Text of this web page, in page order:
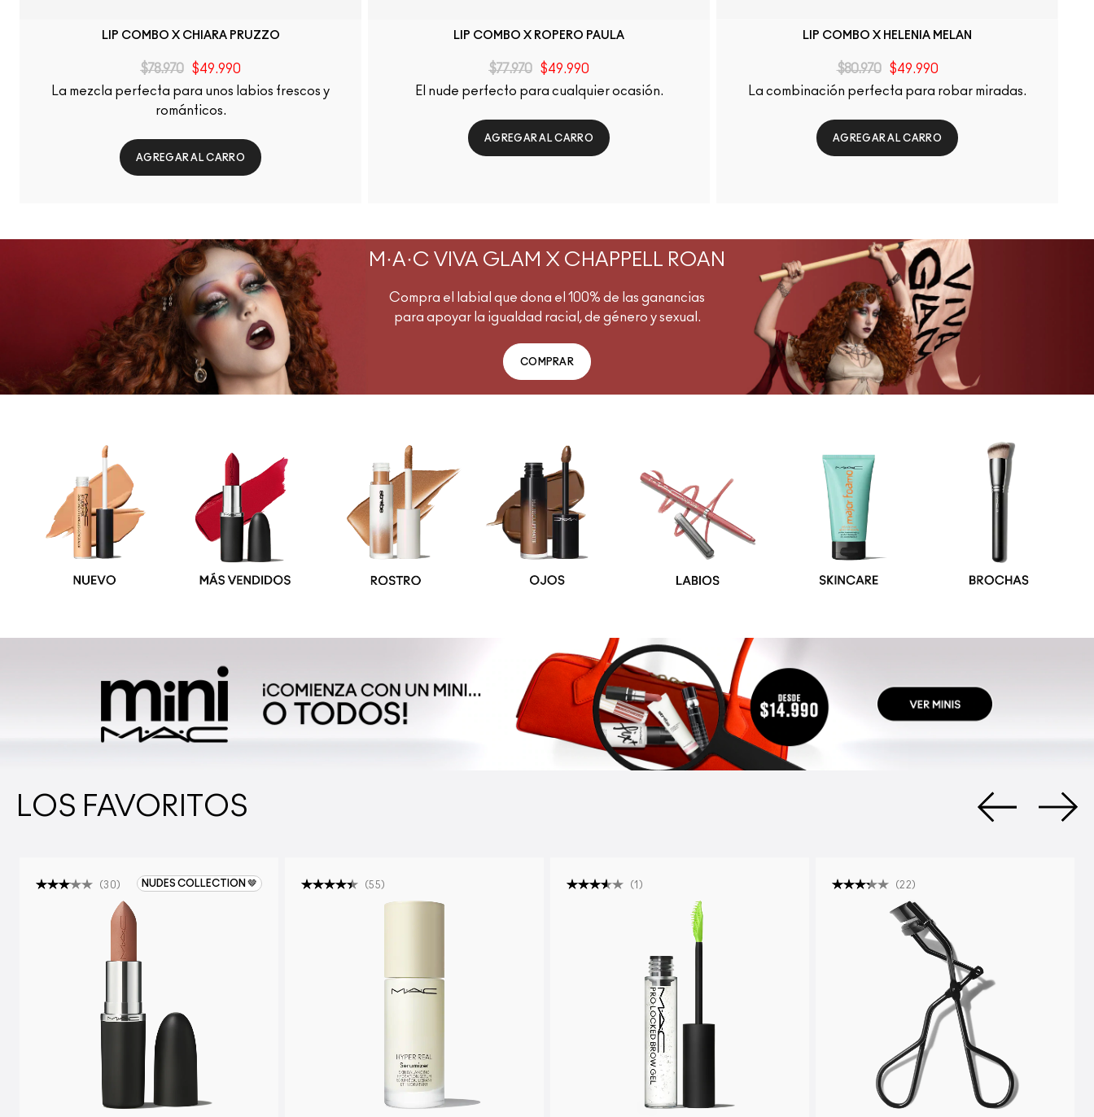
LIP COMBO X CHIARA PRUZZO
$78.970
$49.990
La mezcla perfecta para unos labios frescos y
románticos.
AGREGAR AL CARRO
LIP COMBO X ROPERO PAULA
$77.970
$49.990
El nude perfecto para cualquier ocasión.
AGREGAR AL CARRO
LIP COMBO X HELENIA MELAN
$80.970
$49.990
La combinación perfecta para robar miradas.
AGREGAR AL CARRO
M·A·C VIVA GLAM X CHAPPELL ROAN
Compra el labial que dona el 100% de las ganancias
para apoyar la igualdad racial, de género y sexual.
COMPRAR
LOS FAVORITOS
NUDES COLLECTION 🤎
(30 ) (55 ) (1 ) ( 22 )